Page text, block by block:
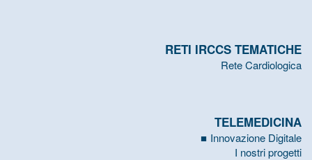
RETI IRCCS TEMATICHE
Rete Cardiologica
TELEMEDICINA
Innovazione Digitale
I nostri progetti